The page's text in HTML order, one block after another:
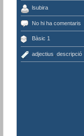
lsubira
No hi ha comentaris
Bàsic 1
adjectius descripció